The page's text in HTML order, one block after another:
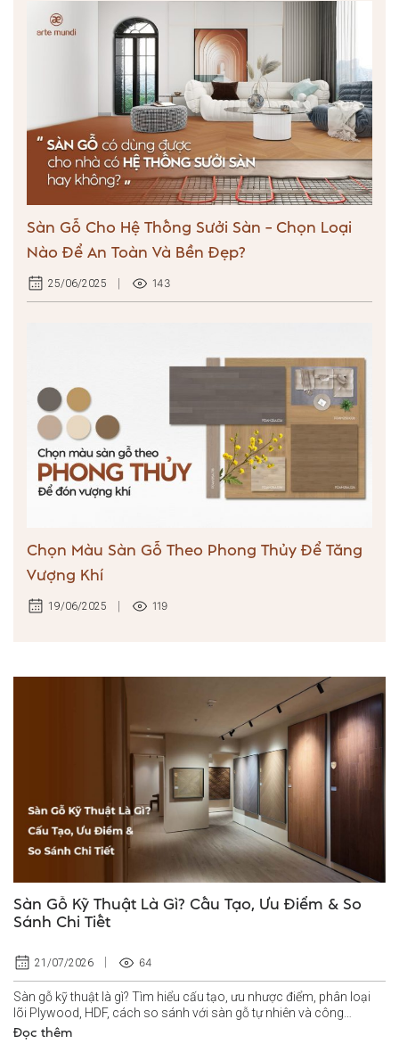
Sàn Gỗ Cho Hệ Thống Sưởi Sàn – Chọn Loại
Nào Để An Toàn Và Bền Đẹp?
25/06/2025 143
Chọn Màu Sàn Gỗ Theo Phong Thủy Để Tăng
Vượng Khí
19/06/2025 119
Sàn Gỗ Kỹ Thuật Là Gì? Cấu Tạo, Ưu Điểm & So
Sánh Chi Tiết
21/07/2026 64
Sàn gỗ kỹ thuật là gì? Tìm hiểu cấu tạo, ưu nhược điểm, phân loại
lõi Plywood, HDF, cách so sánh với sàn gỗ tự nhiên và công
nghiệp.
Đọc thêm